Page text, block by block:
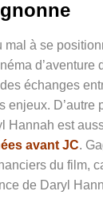
mal à se
d’aventure
échanges
est
avant JC.
du film,
de Daryl